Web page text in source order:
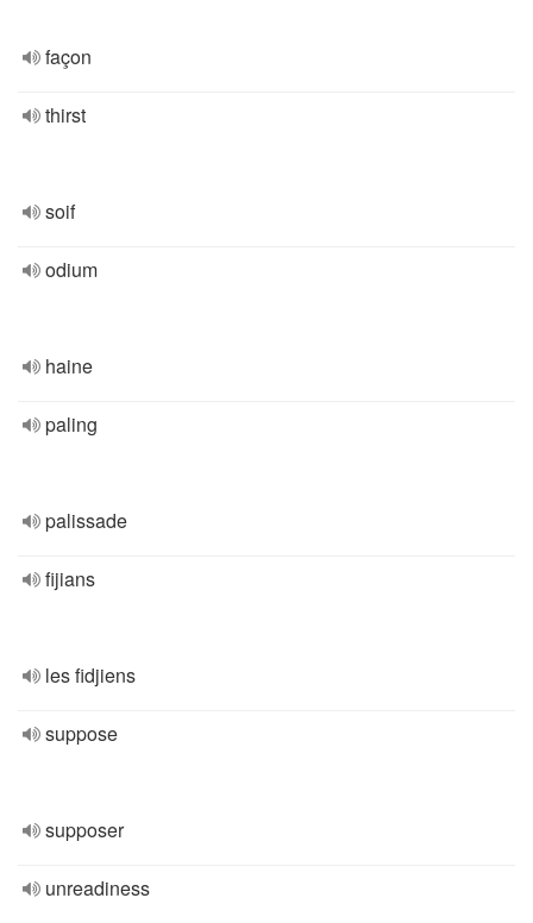
façon
thirst
soif
odium
haine
paling
palissade
fijians
les fidjiens
suppose
supposer
unreadiness